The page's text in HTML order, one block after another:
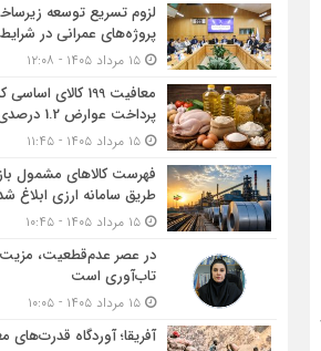
لزوم تسریع توسعه
پروژه‌های عمرانی در
۱۵ مرداد ۱۴۰۵ - ۱۲:۰۸
معافیت 199 کالای
پرداخت عوارض 1.2 درصدی واردات
۱۵ مرداد ۱۴۰۵ - ۱۱:۴۵
فهرست کالاهای مشمول
طریق سامانه ارزی ابلاغ
۱۵ مرداد ۱۴۰۵ - ۱۰:۴۵
در عصر عدم‌قطعیت، مزیت
تاب‌آوری است
۱۵ مرداد ۱۴۰۵ - ۱۰:۰۵
آفریقا؛ آوردگاه قدرت‌های